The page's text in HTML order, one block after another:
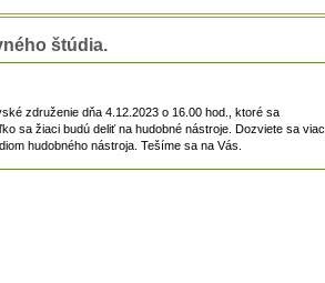
štúdia.
združenie dňa 4.12.2023 o 16.00 hod., ktoré sa
sa žiaci budú deliť na hudobné nástroje. Dozviete sa viac
hudobného nástroja. Tešíme sa na Vás.